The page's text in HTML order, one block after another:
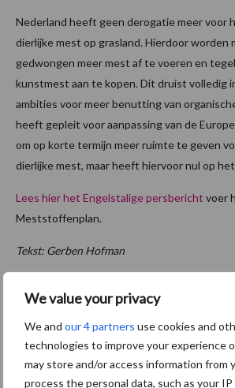
We value your privacy
We and our 4 partners use cookies and
technologies to improve your experience
may store and/or access information from
process the personal data, such as your IP
Nederland heeft geen derogatie meer voor
dierlijke mest op grasland. Hierdoor worden
gedwongen meer mest af te voeren en
kunstmest aan te kopen. Dit druist volledig
ambities voor meer benutting van
heeft gepleit voor aanpassing van de
om op korte termijn meer ruimte te geven
dierlijke mest, maar heeft hiervoor nul op
Lees hier het Engelstalige persbericht voer
Meststoffenplan.
Tekst: Gerben Hofman
meststoffenwet